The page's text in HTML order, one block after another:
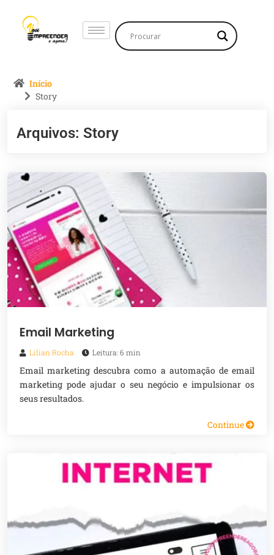
Início
Story
Arquivos: Story
Email Marketing
Lilian Rocha Leitura: 6 min
Email marketing descubra como a automação de email
marketing pode ajudar o seu negócio e impulsionar os
seus resultados.
Continue